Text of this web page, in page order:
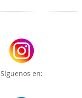
Síguenos en: